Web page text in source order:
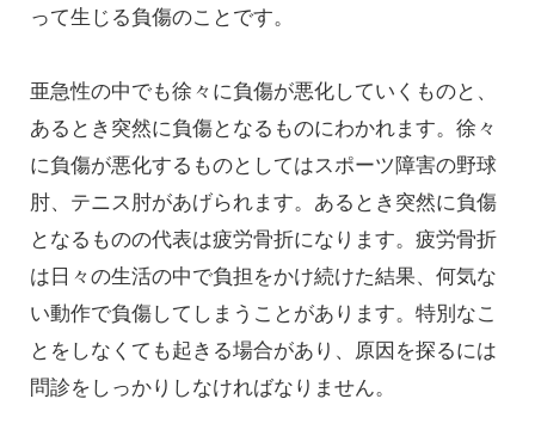
って生じる負傷のことです。
亜急性の中でも徐々に負傷が悪化していくものと、
あるとき突然に負傷となるものにわかれます。徐々
に負傷が悪化するものとしてはスポーツ障害の野球
肘、テニス肘があげられます。あるとき突然に負傷
となるものの代表は疲労骨折になります。疲労骨折
は日々の生活の中で負担をかけ続けた結果、何気な
い動作で負傷してしまうことがあります。特別なこ
とをしなくても起きる場合があり、原因を探るには
問診をしっかりしなければなりません。